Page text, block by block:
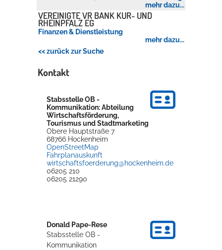
mehr dazu...
VEREINIGTE VR BANK KUR- UND
RHEINPFALZ EG
Finanzen & Dienstleistung
mehr dazu...
<< zurück zur Suche
Kontakt
Stabsstelle OB -
Kommunikation: Abteilung
Wirtschaftsförderung,
Tourismus und Stadtmarketing
Obere Hauptstraße 7
68766 Hockenheim
OpenStreetMap
Fahrplanauskunft
wirtschaftsfoerderung@hockenheim.de
06205 210
06205 21290
Donald Pape-Rese
Stabsstelle OB -
Kommunikation